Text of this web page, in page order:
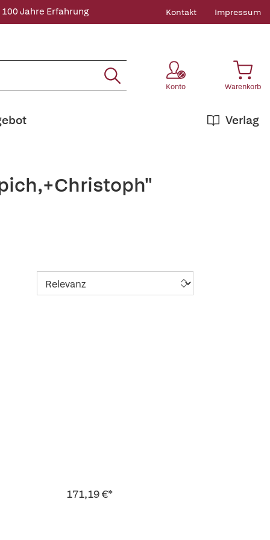
100 Jahre Erfahrung Kontakt Impressum
Konto Warenkorb
Verlag
171,19 €*